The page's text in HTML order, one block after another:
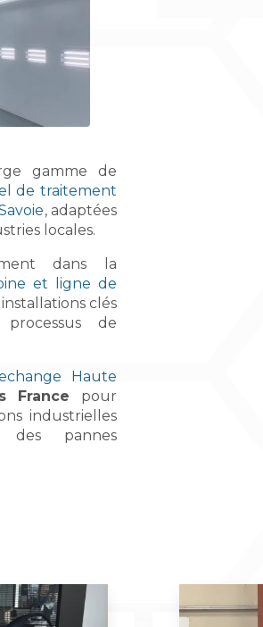
gamme de
de traitement
, adaptées
locales.
dans la
et ligne de
clés
de
Haute
France pour
industrielles
pannes